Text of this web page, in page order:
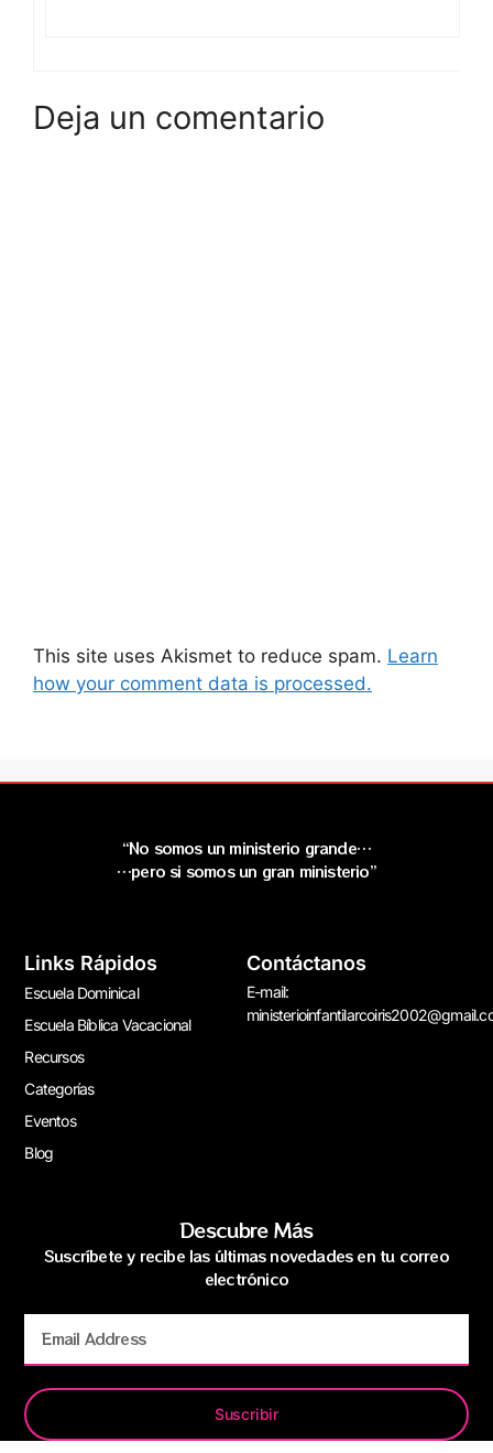
Deja un comentario
This site uses Akismet to reduce spam. Learn
how your comment data is processed.
“No somos un ministerio grande…
…pero si somos un gran ministerio”
Links Rápidos
Escuela Dominical
Escuela Bíblica Vacacional
Recursos
Categorías
Eventos
Blog
Contáctanos
E-mail:
Descubre Más
Suscríbete y recibe las últimas novedades en tu correo
electrónico
Suscribir